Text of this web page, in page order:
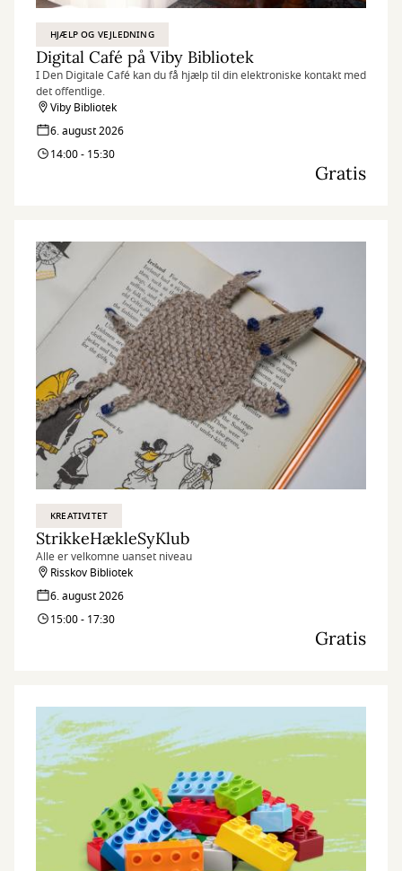
HJÆLP OG VEJLEDNING
Digital Café på Viby Bibliotek
I Den Digitale Café kan du få hjælp til din elektroniske kontakt med
det offentlige.
Viby Bibliotek
6. august 2026
14:00 - 15:30
Gratis
KREATIVITET
StrikkeHækleSyKlub
Alle er velkomne uanset niveau
Risskov Bibliotek
6. august 2026
15:00 - 17:30
Gratis